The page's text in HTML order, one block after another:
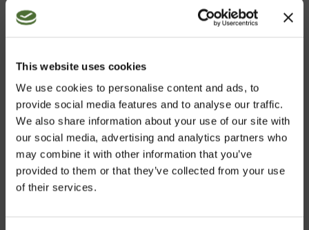
This website uses cookies
We use cookies to personalise content and ads, to
provide social media features and to analyse our traffic.
We also share information about your use of our site with
our social media, advertising and analytics partners who
may combine it with other information that you’ve
provided to them or that they’ve collected from your use
of their services.
tyrimus bendradarbiauja su Stanfordo universitetu, yra
stipendiatė. Dr. Carughi yra gavusi daug stipendijų,
apdovanojimų (taip pat ir iš Stanfordo universiteto yra
gavusi Neizerio stipendiją). Nacionalinio sveikatos
instituto (NIH) buvo apdovanota už tyrimus
eksperimentinės mitybos srityje.
Dr. Carughi tyrimai spausdinami įvairiuose mokslo
žurnaluose, pristatomi prestižinėse mokslo